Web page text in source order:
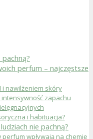
perfum – najczęstsze
i nawilżeniem skóry
zapachu
i habituacja?
nie pachną?
perfum wpływają na chemię